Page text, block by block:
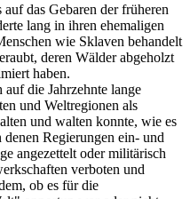
das Gebaren der früheren
lang in ihren ehemaligen
wie Sklaven behandelt
deren Wälder abgeholzt
haben.
die Jahrzehnte lange
und Weltregionen als
und walten konnte, wie es
Regierungen ein- und
angezettelt oder militärisch
verboten und
ob es für die